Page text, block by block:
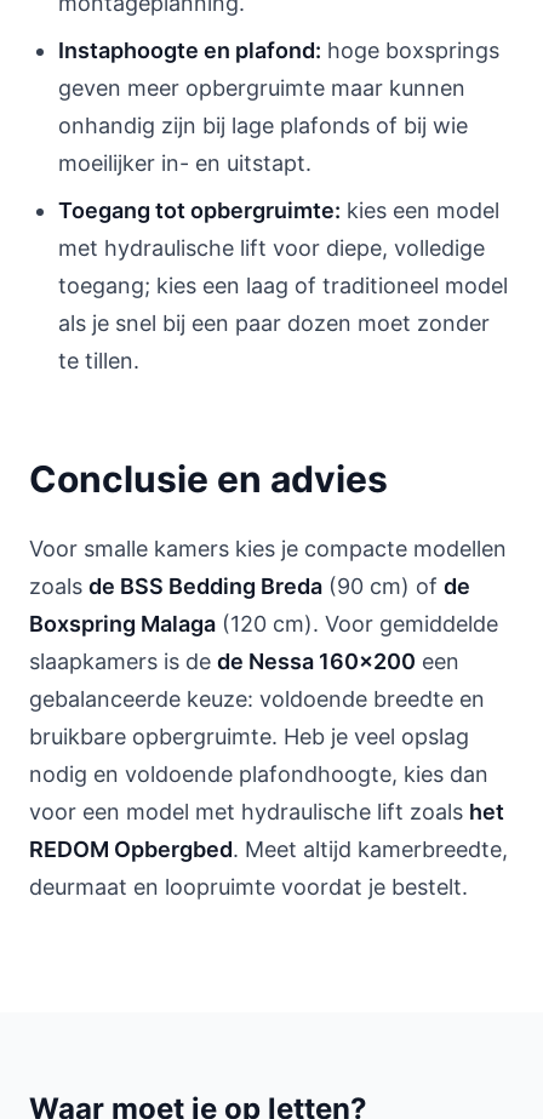
Instaphoogte en plafond: hoge boxsprings
geven meer opbergruimte maar kunnen
onhandig zijn bij lage plafonds of bij wie
moeilijker in- en uitstapt.
Toegang tot opbergruimte: kies een model
met hydraulische lift voor diepe, volledige
toegang; kies een laag of traditioneel model
als je snel bij een paar dozen moet zonder
te tillen.
Conclusie en advies
Voor smalle kamers kies je compacte modellen
zoals de BSS Bedding Breda (90 cm) of de
Boxspring Malaga (120 cm). Voor gemiddelde
slaapkamers is de de Nessa 160x200 een
gebalanceerde keuze: voldoende breedte en
bruikbare opbergruimte. Heb je veel opslag
nodig en voldoende plafondhoogte, kies dan
voor een model met hydraulische lift zoals het
REDOM Opbergbed. Meet altijd kamerbreedte,
deurmaat en loopruimte voordat je bestelt.
Waar moet je op letten?